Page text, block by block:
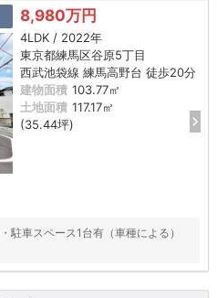
8,980万円
4LDK / 2022年
東京都練馬区谷原5丁目
西武池袋線 練馬高野台 徒歩20分
建物面積 103.77㎡
土地面積 117.17㎡
(35.44坪)
駐車スペース1台有（車種による）